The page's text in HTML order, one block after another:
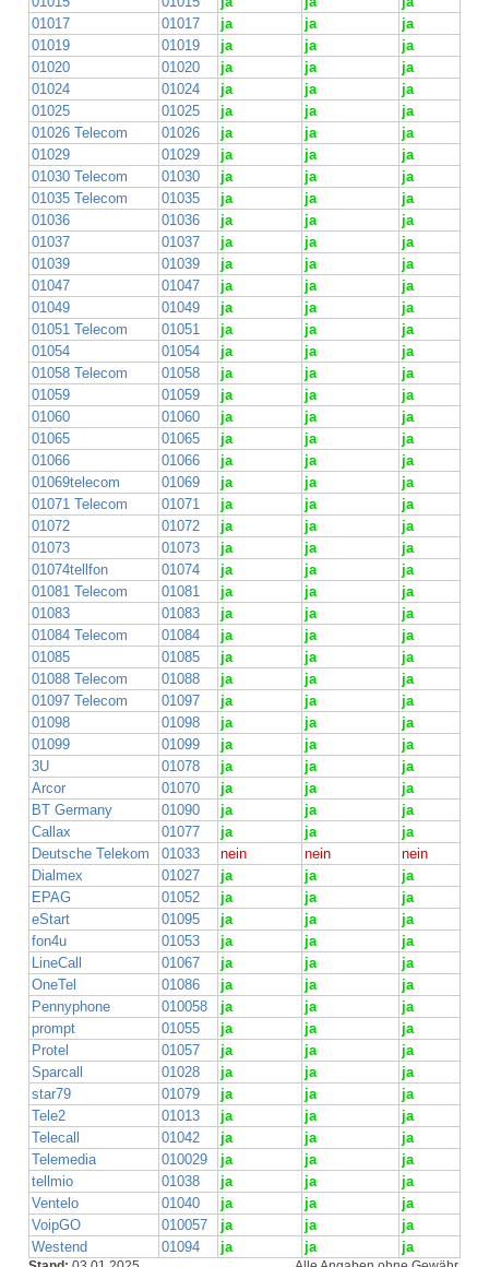
01017
01017 ja ja
ja
01019
01019 ja ja
ja
01020
01020 ja ja
ja
01024
01024 ja ja
ja
01025
01025 ja ja
ja
01026 Telecom
01026 ja ja
ja
01029
01029 ja ja
ja
01030 Telecom
01030 ja ja
ja
01035 Telecom
01035 ja ja
ja
01036
01036 ja ja
ja
01037
01037 ja ja
ja
01039
01039 ja ja
ja
01047
01047 ja ja
ja
01049
01049 ja ja
ja
01051 Telecom
01051 ja ja
ja
01054
01054 ja ja
ja
01058 Telecom
01058 ja ja
ja
01059
01059 ja ja
ja
01060
01060 ja ja
ja
01065
01065 ja ja
ja
01066
01066 ja ja
ja
01069telecom
01069 ja ja
ja
01071 Telecom
01071 ja ja
ja
01072
01072 ja ja
ja
01073
01073 ja ja
ja
01074tellfon
01074 ja ja
ja
01081 Telecom
01081 ja ja
ja
01083
01083 ja ja
ja
01084 Telecom
01084 ja ja
ja
01085
01085 ja ja
ja
01088 Telecom
01088 ja ja
ja
01097 Telecom
01097 ja ja
ja
01098
01098 ja ja
ja
01099
01099 ja ja
ja
3U
01078 ja ja
ja
Arcor
01070 ja ja
ja
BT Germany
01090 ja ja
ja
Callax
01077 ja ja
ja
Deutsche Telekom
01033 nein nein
nein
Dialmex
01027 ja ja
ja
EPAG
01052 ja ja
ja
eStart
01095 ja ja
ja
fon4u
01053 ja ja
ja
LineCall
01067 ja ja
ja
OneTel
01086 ja ja
ja
Pennyphone
010058 ja ja
ja
prompt
01055 ja ja
ja
Protel
01057 ja ja
ja
Sparcall
01028 ja ja
ja
star79
01079 ja ja
ja
Tele2
01013 ja ja
ja
Telecall
01042 ja ja
ja
Telemedia
010029 ja ja
ja
tellmio
01038 ja ja
ja
Ventelo
01040 ja ja
ja
VoipGO
010057 ja ja
ja
Westend
01094 ja ja ja